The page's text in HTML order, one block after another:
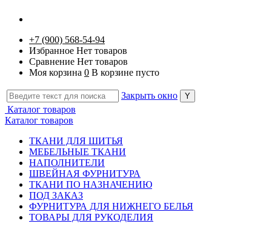
+7 (900) 568-54-94
Избранное Нет товаров
Сравнение Нет товаров
Моя корзина 0 В корзине пусто
Закрыть окно
Каталог товаров
Каталог товаров
ТКАНИ ДЛЯ ШИТЬЯ
МЕБЕЛЬНЫЕ ТКАНИ
НАПОЛНИТЕЛИ
ШВЕЙНАЯ ФУРНИТУРА
ТКАНИ ПО НАЗНАЧЕНИЮ
ПОД ЗАКАЗ
ФУРНИТУРА ДЛЯ НИЖНЕГО БЕЛЬЯ
ТОВАРЫ ДЛЯ РУКОДЕЛИЯ